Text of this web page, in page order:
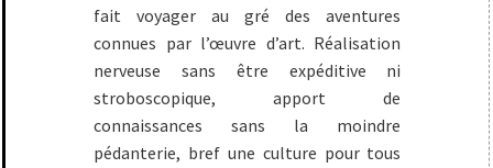
fait voyager au gré des aventures
connues par l’œuvre d’art. Réalisation
nerveuse sans être expéditive ni
stroboscopique, apport de
connaissances sans la moindre
pédanterie, bref une culture pour tous